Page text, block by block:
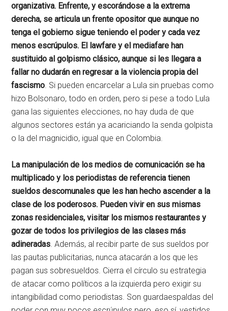
organizativa. Enfrente, y escorándose a la extrema
derecha, se articula un frente opositor que aunque no
tenga el gobierno sigue teniendo el poder y cada vez
menos escrúpulos. El lawfare y el mediafare han
sustituido al golpismo clásico, aunque si les llegara a
fallar no dudarán en regresar a la violencia propia del
fascismo . Si pueden encarcelar a Lula sin pruebas como
hizo Bolsonaro, todo en orden, pero si pese a todo Lula
gana las siguientes elecciones, no hay duda de que
algunos sectores están ya acariciando la senda golpista
o la del magnicidio, igual que en Colombia.
La manipulación de los medios de comunicación se ha
multiplicado y los periodistas de referencia tienen
sueldos descomunales que les han hecho ascender a la
clase de los poderosos. Pueden vivir en sus mismas
zonas residenciales, visitar los mismos restaurantes y
gozar de todos los privilegios de las clases más
adineradas . Además, al recibir parte de sus sueldos por
las pautas publicitarias, nunca atacarán a los que les
pagan sus sobresueldos. Cierra el círculo su estrategia
de atacar como políticos a la izquierda pero exigir su
intangibilidad como periodistas. Son guardaespaldas del